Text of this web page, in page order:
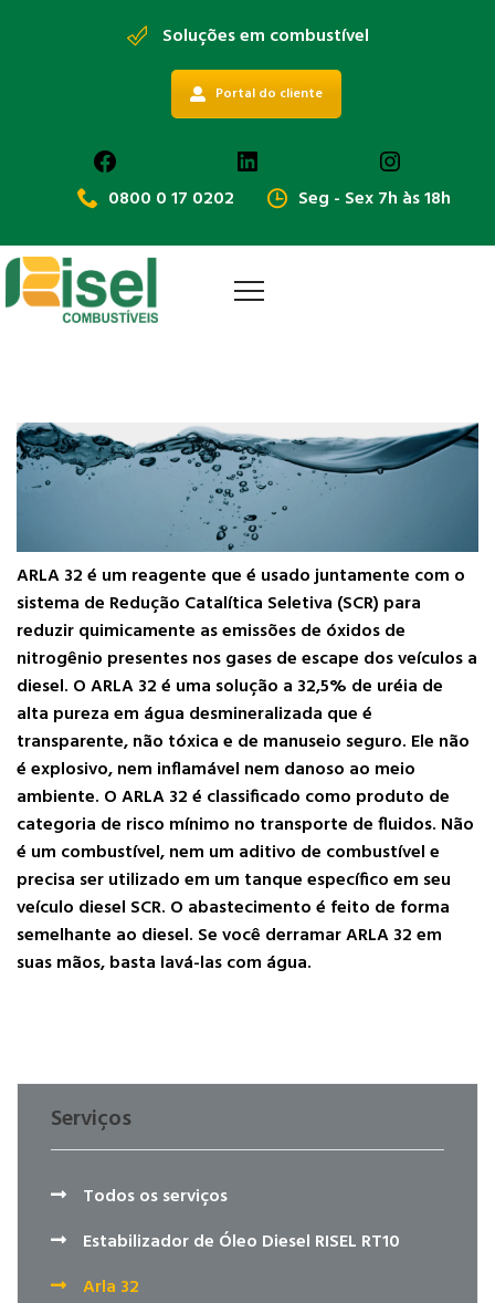
Soluções em combustível
Portal do cliente
Facebook LinkedIn Instagram
0800 0 17 0202 Seg - Sex 7h às 18h
ARLA 32 é um reagente que é usado juntamente com o
sistema de Redução Catalítica Seletiva (SCR) para
reduzir quimicamente as emissões de óxidos de
nitrogênio presentes nos gases de escape dos veículos a
diesel. O ARLA 32 é uma solução a 32,5% de uréia de
alta pureza em água desmineralizada que é
transparente, não tóxica e de manuseio seguro. Ele não
é explosivo, nem inflamável nem danoso ao meio
ambiente. O ARLA 32 é classificado como produto de
categoria de risco mínimo no transporte de fluidos. Não
é um combustível, nem um aditivo de combustível e
precisa ser utilizado em um tanque específico em seu
veículo diesel SCR. O abastecimento é feito de forma
semelhante ao diesel. Se você derramar ARLA 32 em
suas mãos, basta lavá-las com água.
Serviços
Todos os serviços
Estabilizador de Óleo Diesel RISEL RT10
Arla 32